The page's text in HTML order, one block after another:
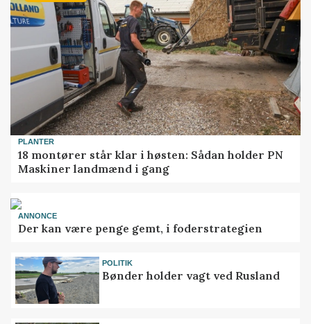
PLANTER
18 montører står klar i høsten: Sådan holder PN
Maskiner landmænd i gang
ANNONCE
Der kan være penge gemt, i foderstrategien
POLITIK
Bønder holder vagt ved Rusland